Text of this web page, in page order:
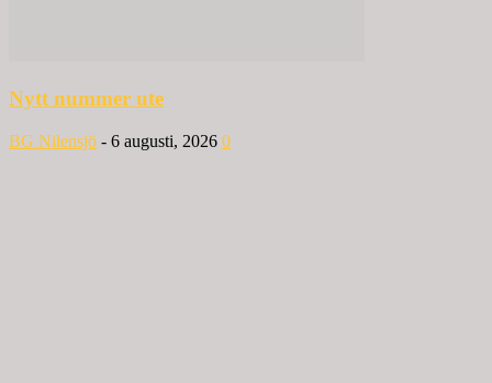
Nytt nummer ute
BG Nilensjö - 6 augusti, 2026 0